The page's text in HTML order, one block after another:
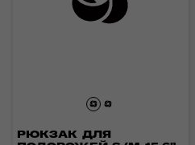
РЮКЗАК ДЛЯ